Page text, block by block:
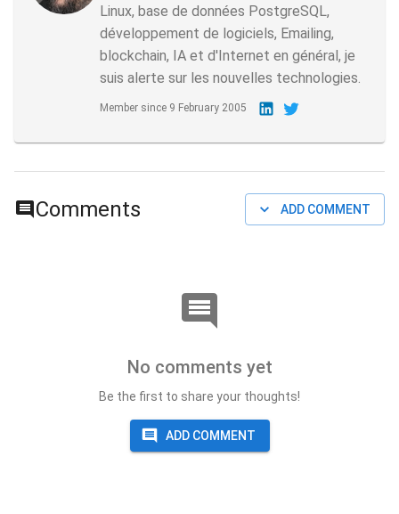
Linux, base de données PostgreSQL,
développement de logiciels, Emailing,
blockchain, IA et d'Internet en général, je
suis alerte sur les nouvelles technologies.
Member since 9 February 2005
Comments ADD COMMENT
No comments yet
Be the first to share your thoughts!
ADD COMMENT